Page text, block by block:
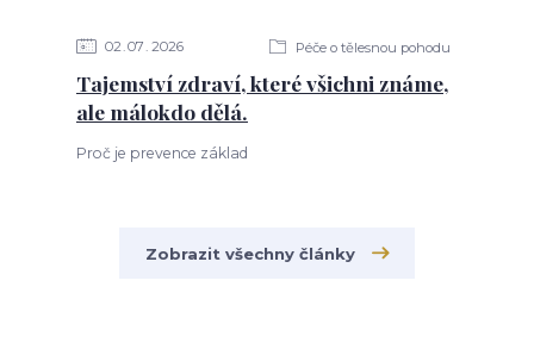
02 07 2026 Péče o tělesnou pohodu
Tajemství zdraví, které všichni známe,
ale málokdo dělá.
Proč je prevence základ
Zobrazit všechny články